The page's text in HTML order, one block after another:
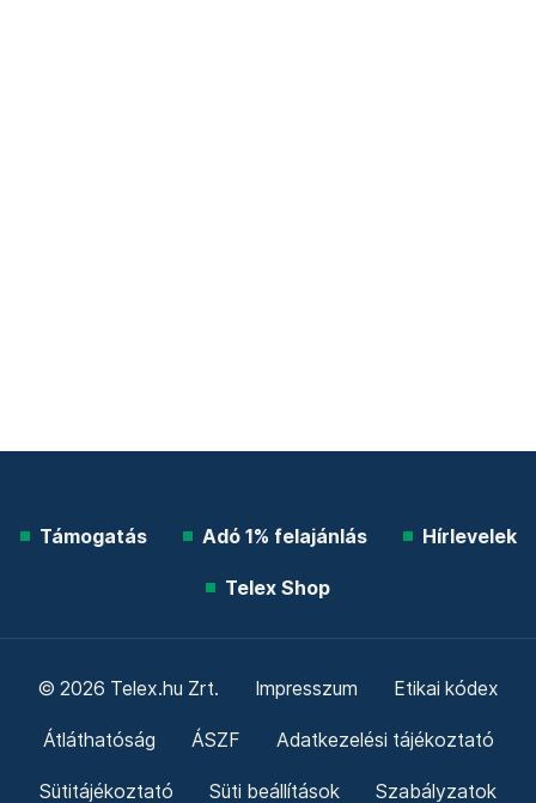
Támogatás Adó 1% felajánlás Hírlevelek
Telex Shop
© 2026 Telex.hu Zrt. Impresszum Etikai kódex
Átláthatóság ÁSZF Adatkezelési tájékoztató
Sütitájékoztató Süti beállítások Szabályzatok